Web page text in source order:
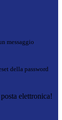
messaggio
della password
elettronica!